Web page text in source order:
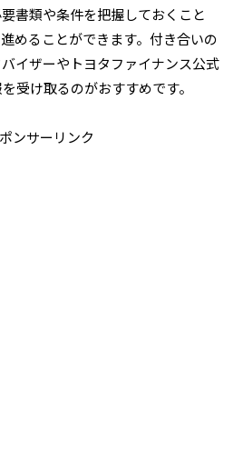
書類や条件を把握しておくこと
めることができます。付き合いの
イザーやトヨタファイナンス公式
受け取るのがおすすめです。
ンサーリンク